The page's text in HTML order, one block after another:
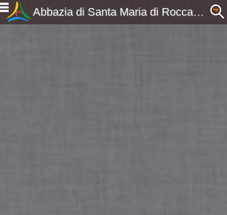
Abbazia di Santa Maria di Roccamadore - Messina